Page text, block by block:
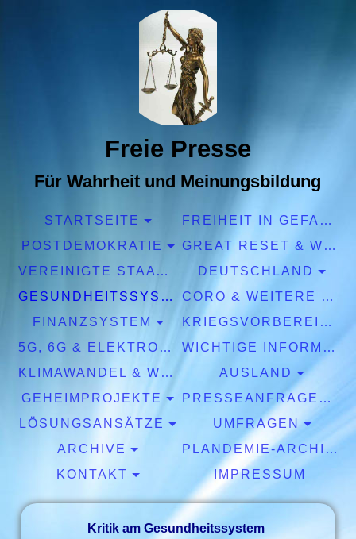
Freie Presse
Für Wahrheit und Meinungsbildung
STARTSEITE
FREIHEIT IN GEFAHR
POSTDEMOKRATIE
GREAT RESET & WEF
VEREINIGTE STAATEN EUROPA
DEUTSCHLAND
GESUNDHEITSSYSTEM
CORO & WEITERE PANDEMIEN
FINANZSYSTEM
KRIEGSVORBEREITUNGEN
5G, 6G & ELEKTROSMOG
WICHTIGE INFORMATIONEN
KLIMAWANDEL & WETTER
AUSLAND
GEHEIMPROJEKTE
PRESSEANFRAGEN & EXPERTISEN
LÖSUNGSANSÄTZE
UMFRAGEN
ARCHIVE
PLANDEMIE-ARCHIV
KONTAKT
IMPRESSUM
Kritik am Gesundheitssystem